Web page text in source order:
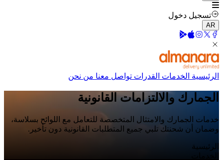
تسجيل دخول
AR
الرئيسية الخدمات القدرات تواصل معنا من نحن
الجمارك والالتزامات القانونية
خدمات الجمارك والامتثال المتخصصة للتعامل مع اللوائح بسلاسة،
وضمان أن شحنتك تلبي جميع المتطلبات القانونية دون تأخير.
الرئيسية
الخدمات